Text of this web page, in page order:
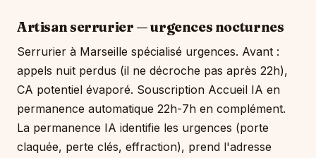
Artisan serrurier — urgences nocturnes
Serrurier à Marseille spécialisé urgences. Avant :
appels nuit perdus (il ne décroche pas après 22h),
CA potentiel évaporé. Souscription Accueil IA en
permanence automatique 22h-7h en complément.
La permanence IA identifie les urgences (porte
claquée, perte clés, effraction), prend l'adresse